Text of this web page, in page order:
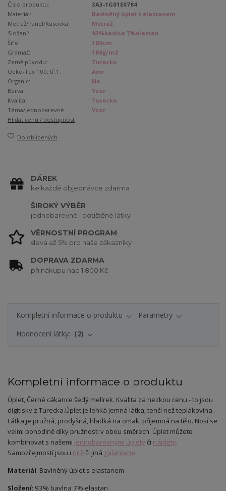
Číslo produktu:
3A3-1G01E0784
Materiál:
Bavlněný úplet s elastanem
Metráž/Panel/Kusovka:
Metráž
Složení:
93%bavlna 7%elastan
Šíře:
180cm
Gramáž:
180g/m2
Země původu:
Turecko
Oeko-Tex 100, tř.1:
Ano
Organic:
Ne
Barva:
Vzor
Kvalita:
Turecko
Téma/Jednobarevné:
Vzor
Hlídat cenu / dostupnost
Do oblíbených
DÁREK
ke každé objednávce zdarma
ŠIROKÝ VÝBĚR
jednobarevné i potištěné látky
VĚRNOSTNÍ PROGRAM
sleva až 5% pro naše zákazníky
DOPRAVA ZDARMA
při nákupu nad 1 800 Kč
Kompletní informace o produktu
Parametry
Hodnocení látky:
2
Kompletní informace o produktu
Úplet, Černé cákance šedý melírek. Kvalita za hezkou cenu - to jsou
digitisky z Turecka.Úplet je lehká jemná látka, tenčí než teplákovina.
Látka je pružná, prodyšná, hladká na omak, příjemná na tělo. Nosí se
velmi pohodlně díky pružnosti v obou směrech. Úplet můžete
kombinovat s našemi jednobarevnými úplety či náplety.
Samozřejmostí jsou i nitěči jiná galanterie.
Materiál: Bavlněný úplet s elastanem
Složení: 93% bavlna 7% elastan